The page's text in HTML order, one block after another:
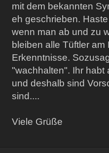
mit dem bekannten
eh geschrieben.
wenn man ab und zu
bleiben alle Tüftler
Erkenntnisse.
"wachhalten". Ihr habt
und deshalb sind
sind....
Viele Grüße